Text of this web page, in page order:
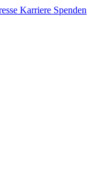
Karriere Spenden